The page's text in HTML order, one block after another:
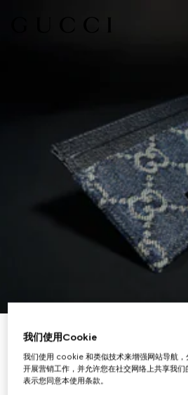
饰Gucci标牌卡片夹
€ 270
相关款式深蓝色GG丹宁面料
我们使用Cookie
我们使用 cookie 和类似技术来增强网站导航，
开展营销工作，并允许您在社交网络上共享我
表示您同意本使用条款。